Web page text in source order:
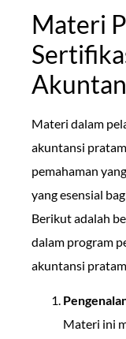
Materi
Materi dalam
akuntansi
pemahaman
yang esensial
Berikut adalah
dalam program
akuntansi
Materi ini